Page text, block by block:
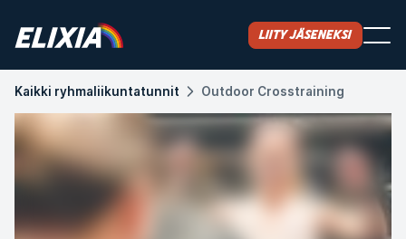
Liity jäseneksi
Kaikki ryhmaliikuntatunnit Outdoor Crosstraining